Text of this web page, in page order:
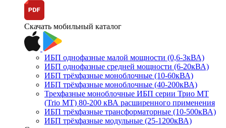
Скачать мобильный каталог
ИБП однофазные малой мощности (0,6-3кВА)
ИБП однофазные средней мощности (6-20кВА)
ИБП трёхфазные моноблочные (10-60кВА)
ИБП трёхфазные моноблочные (40-200кВА)
Трехфазные моноблочные ИБП серии Трио МТ
(Trio MT) 80-200 кВА расширенного применения
ИБП трёхфазные трансформаторные (10-500кВА)
ИБП трёхфазные модульные (25-1200кВА)